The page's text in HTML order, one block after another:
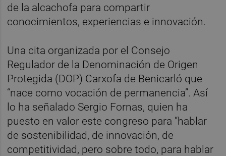
de la alcachofa para compartir
conocimientos, experiencias e innovación.
Una cita organizada por el Consejo
Regulador de la Denominación de Origen
Protegida (DOP) Carxofa de Benicarló que
“nace como vocación de permanencia”. Así
lo ha señalado Sergio Fornas, quien ha
puesto en valor este congreso para “hablar
de sostenibilidad, de innovación, de
competitividad, pero sobre todo, para hablar